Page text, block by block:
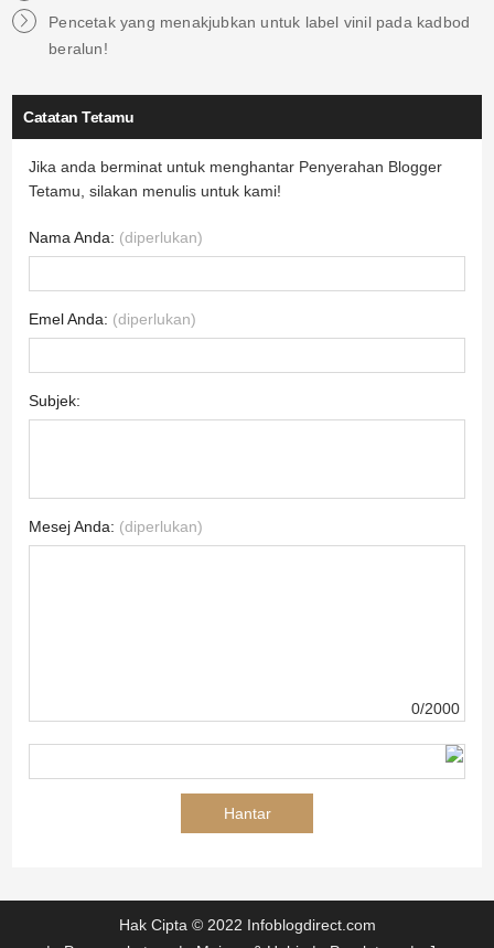
Pencetak yang menakjubkan untuk label vinil pada kadbod
beralun!
Catatan Tetamu
Jika anda berminat untuk menghantar Penyerahan Blogger
Tetamu, silakan menulis untuk kami!
Nama Anda: (diperlukan)
Emel Anda: (diperlukan)
Subjek:
Mesej Anda: (diperlukan)
0/2000
Hak Cipta © 2022 Infoblogdirect.com